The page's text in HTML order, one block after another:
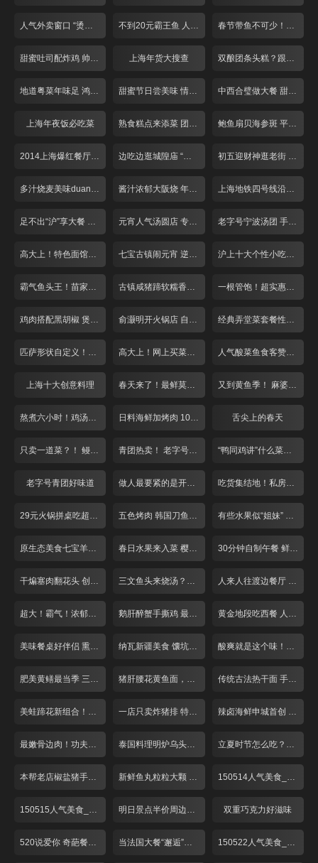
人气外卖窗口 “烫手美食”买回家！ 不到20元霸王鱼 人均50一锅两吃！ 春节带鱼不可少！糟香风干自家做
甜蜜吐司配炸鸡 帅哥老板亲手做！ 上海年货大搜查 双酿团条头糕？跟上海阿姨学糕团！
地道粤菜年味足 鸿运当头好口彩 甜蜜节日尝美味 情人节前攻略多 中西合璧做大餐 甜蜜度过情人节！
上海年夜饭必吃菜 熟食糕点来添菜 团团圆圆庆新年 鲍鱼扇贝海参斑 平价海鲜吃过瘾！
2014上海爆红餐厅盘点 边吃边逛城隍庙 “飙”汁美味吃不停 初五迎财神逛老街 习俗美食吃起来
多汁烧麦美味duang不停 酱汁浓郁大阪烧 年糕也能玩拉丝 上海地铁四号线沿路美食大搜罗
足不出“沪”享大餐 全国各地家乡菜一网打尽！ 元宵人气汤圆店 专注手工十五年！ 老字号宁波汤团 手工现做日销5万只！
高大上！特色面馆点菜买单全自助 葱花香菜自由选 七宝古镇闹元宵 逆天炒汤圆又辣又脆 沪上十大个性小吃老板娘盘点
霸气鱼头王！苗家生鱼头端上桌 古镇咸猪蹄软糯香人均仅需30元！ 一根管饱！超实惠羊棒骨美味众人夸
鸡肉搭配黑胡椒 煲出来的好味道！ 俞灏明开火锅店 自制神秘底料风味独特 经典弄堂菜套餐性价比超高白领赞不绝口
匹萨形状自定义！大白版面团萌翻天 高大上！网上买菜免费送！ 人气酸菜鱼食客赞不绝口
上海十大创意料理 春天来了！最鲜莫过小河鲜！ 又到黄鱼季！ 麻婆豆腐来抢戏！
熬煮六小时！鸡汤泡饭哪家强？ 日料海鲜加烤肉 108元吃到爽！ 舌尖上的春天
只卖一道菜？！ 鳗鱼料理不一般 青团热卖！ 老字号遇上夫妻老婆店 “鸭同鸡讲”什么菜？正宗川味麻！香！辣！
老字号青团好味道 做人最要紧的是开心面馆 泡椒鸡杂面 吃货集结地！私房川菜探营记
29元火锅拼桌吃超实惠！ 五色烤肉 韩国刀鱼 刮起思密达旋风！ 有些水果似“姐妹” 让你傻傻分不清楚
原生态美食七宝羊肉串 春日水果来入菜 樱桃咕咾肉最香浓 30分钟自制午餐 鲜虾天妇罗红豆饭
干煸塞肉翻花头 创意手法烧豆腐 三文鱼头来烧汤？胡椒调味更是鲜！ 人来人往渡边餐厅 超大炸猪排
超大！霸气！浓郁海鲜饭任性吃！ 鹅肝醉蟹手撕鸡 最是浓郁酒香菜！ 黄金地段吃西餐 人均24元亲民价
美味餐桌好伴侣 熏鱼小店人气爆棚！ 纳瓦新疆美食 馕坑焖羊腿 限量50份 酸爽就是这个味！巧用猪蹄做酸汤
肥美黄鳝最当季 三种吃法来尝鲜！ 猪肝腰花黄鱼面，本帮面条滋味浓 传统古法热干面 手工芝麻酱香稠醇
美蛙蹄花新组合！肉质嫩鲜味足 一店只卖炸猪排 特制酱料令人回味 辣卤海鲜申城首创 酱汁入味回味无穷
最嫩骨边肉！功夫牛排汁水多 泰国料理明炉乌头鱼最招牌 立夏时节怎么吃？籽虾黄鳝最滋补
本帮老店椒盐猪手10元一片德国进口 新鲜鱼丸粒粒大颗 久煮不烂 150514人气美食_001
150515人气美食_001 明日景点半价周边美味享不停 双重巧克力好滋味
520说爱你 奇葩餐厅来探秘！ 当法国大餐“邂逅”湖南辣椒！ 150522人气美食_001